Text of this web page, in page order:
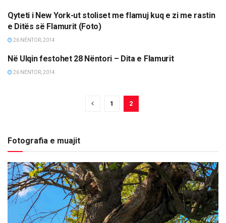
MËRGATA
Qyteti i New York-ut stoliset me flamuj kuq e zi me rastin
e Ditës së Flamurit (Foto)
26 NËNTOR, 2014
TË NDRYSHME
Në Ulqin festohet 28 Nëntori – Dita e Flamurit
26 NËNTOR, 2014
1 2
Fotografia e muajit